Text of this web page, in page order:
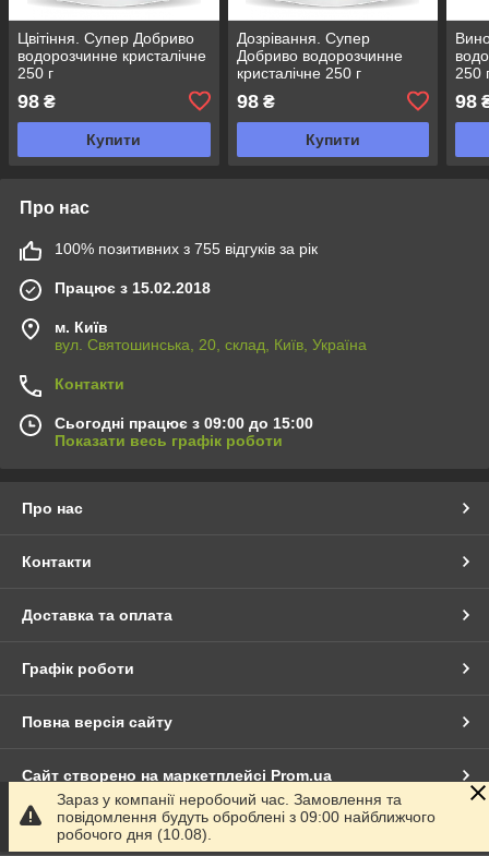
Цвітіння. Супер Добриво
водорозчинне кристалічне
250 г
98 ₴
Купити
Дозрівання. Супер
Добриво водорозчинне
кристалічне 250 г
98₴
Купити
250
98
Про нас
100% позитивних з 755 відгуків за рік
Працює з 15.02.2018
м. Київ
вул. Святошинська, 20, склад, Київ, Україна
Контакти
Сьогодні працює з 09:00 до 15:00
Показати весь графік роботи
Про нас
Контакти
Доставка та оплата
Графік роботи
Повна версія сайту
Сайт створено на маркетплейсі Prom.ua
Політика конфіденційності
Зараз у компанії неробочий час. Замовлення та
повідомлення будуть оброблені з 09:00 найближчого
робочого дня (10.08).